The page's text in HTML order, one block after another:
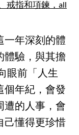
戒指和項鍊，all
一年深刻的體
體驗，與其擔
眼前「人生
個年紀，會發
遭的人事，會
己懂得更珍惜